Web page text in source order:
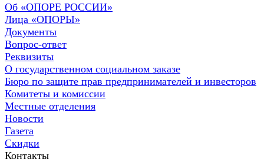
Об «ОПОРЕ РОССИИ»
Лица «ОПОРЫ»
Документы
Вопрос-ответ
Реквизиты
О государственном социальном заказе
Бюро по защите прав предпринимателей и инвесторов
Комитеты и комиссии
Местные отделения
Новости
Газета
Скидки
Контакты